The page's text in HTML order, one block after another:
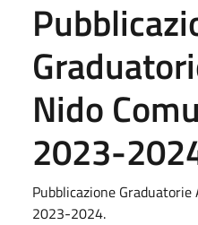
Nido
2023-
Pubblicazione Graduatorie
2023-2024.